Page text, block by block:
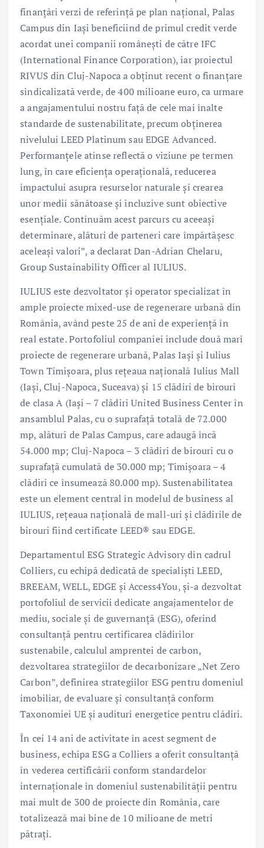
finanțări verzi de referință pe plan național, Palas
Campus din Iași beneficiind de primul credit verde
acordat unei companii românești de către IFC
(International Finance Corporation), iar proiectul
RIVUS din Cluj-Napoca a obținut recent o finanțare
sindicalizată verde, de 400 milioane euro, ca urmare
a angajamentului nostru față de cele mai înalte
standarde de sustenabilitate, precum obținerea
nivelului LEED Platinum sau EDGE Advanced.
Performanțele atinse reflectă o viziune pe termen
lung, în care eficiența operațională, reducerea
impactului asupra resurselor naturale și crearea
unor medii sănătoase și incluzive sunt obiective
esențiale. Continuăm acest parcurs cu aceeași
determinare, alături de parteneri care împărtășesc
aceleași valori”, a declarat Dan-Adrian Chelaru,
Group Sustainability Officer al IULIUS.
IULIUS este dezvoltator și operator specializat în
ample proiecte mixed-use de regenerare urbană din
România, având peste 25 de ani de experiență în
real estate. Portofoliul companiei include două mari
proiecte de regenerare urbană, Palas Iași și Iulius
Town Timișoara, plus rețeaua națională Iulius Mall
(Iași, Cluj-Napoca, Suceava) și 15 clădiri de birouri
de clasa A (Iași – 7 clădiri United Business Center în
ansamblul Palas, cu o suprafață totală de 72.000
mp, alături de Palas Campus, care adaugă încă
54.000 mp; Cluj-Napoca – 3 clădiri de birouri cu o
suprafață cumulată de 30.000 mp; Timișoara – 4
clădiri ce însumează 80.000 mp). Sustenabilitatea
este un element central în modelul de business al
IULIUS, rețeaua națională de mall-uri şi clădirile de
birouri fiind certificate LEED® sau EDGE.
Departamentul ESG Strategic Advisory din cadrul
Colliers, cu echipă dedicată de specialiști LEED,
BREEAM, WELL, EDGE și Access4You, și-a dezvoltat
portofoliul de servicii dedicate angajamentelor de
mediu, sociale și de guvernanță (ESG), oferind
consultanță pentru certificarea clădirilor
sustenabile, calculul amprentei de carbon,
dezvoltarea strategiilor de decarbonizare „Net Zero
Carbon”, definirea strategiilor ESG pentru domeniul
imobiliar, de evaluare și consultanță conform
Taxonomiei UE și audituri energetice pentru clădiri.
În cei 14 ani de activitate în acest segment de
business, echipa ESG a Colliers a oferit consultanță
în vederea certificării conform standardelor
internaționale în domeniul sustenabilității pentru
mai mult de 300 de proiecte din România, care
totalizează mai bine de 10 milioane de metri
pătrați.